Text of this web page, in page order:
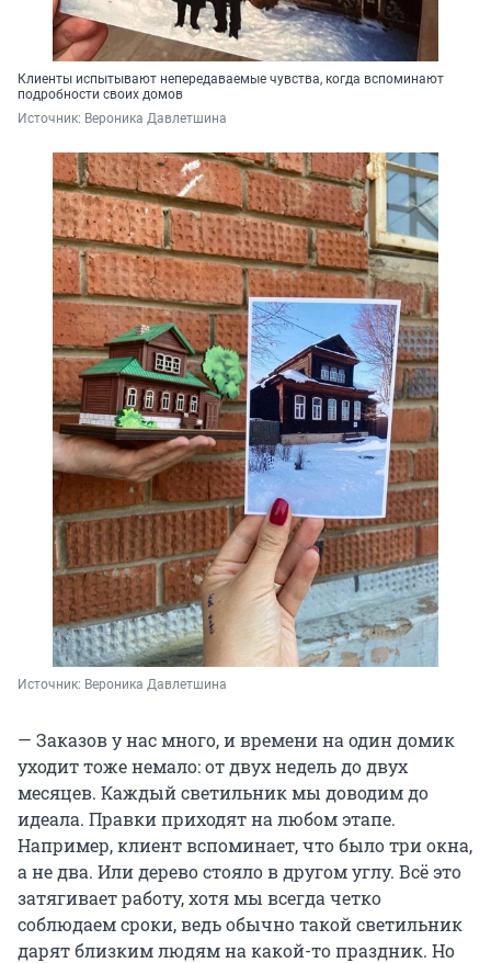
Клиенты испытывают непередаваемые чувства, когда вспоминают
подробности своих домов
Источник: Вероника Давлетшина
Источник: Вероника Давлетшина
— Заказов у нас много, и времени на один домик
уходит тоже немало: от двух недель до двух
месяцев. Каждый светильник мы доводим до
идеала. Правки приходят на любом этапе.
Например, клиент вспоминает, что было три окна,
а не два. Или дерево стояло в другом углу. Всё это
затягивает работу, хотя мы всегда четко
соблюдаем сроки, ведь обычно такой светильник
дарят близким людям на какой-то праздник. Но